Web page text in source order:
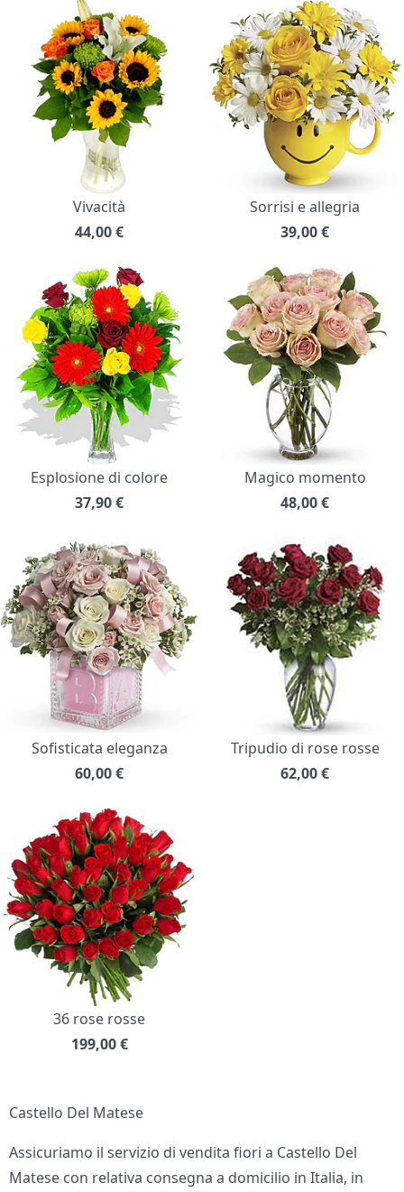
Vivacità
44,00€
Sorrisi e allegria
39,00€
Esplosione di colore
37,90€
Magico momento
48,00€
Sofisticata eleganza
60,00€
Tripudio di rose rosse
62,00€
36 rose rosse
199,00 €
Castello Del Matese
Assicuriamo il servizio di vendita fiori a Castello Del
Matese con relativa consegna a domicilio in Italia, in